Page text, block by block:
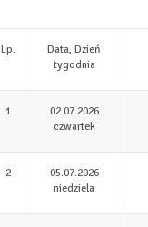
Lp.
Data, Dzień
tygodnia
1
02.07.2026
czwartek
2
05.07.2026
niedziela